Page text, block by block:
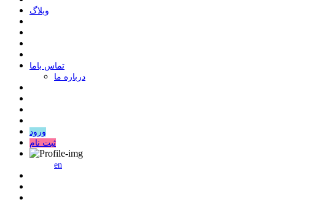
وبلاگ
ﺗﻤﺎﺱ ﺑﺎﻣﺎ
درباره ما
ورود
ثبت نام
en